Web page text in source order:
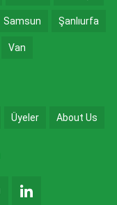
Samsun Şanlıurfa
Van
Üyeler About Us